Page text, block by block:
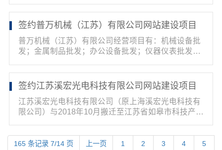
签约普万机械（江苏）有限公司网站建设项目
普万机械（江苏）有限公司经营项目有：机械设备批
发；金属制品批发；办公设备批发；仪器仪表批发；
签约江苏溪宏光电科技有限公司网站建设项目
江苏溪宏光电科技有限公司（原上海溪宏光电科技有
限公司）与2018年10月搬迁至江苏省如皋市科技产业
165 条记录 7/14 页 上一页 1 2 3 4 5